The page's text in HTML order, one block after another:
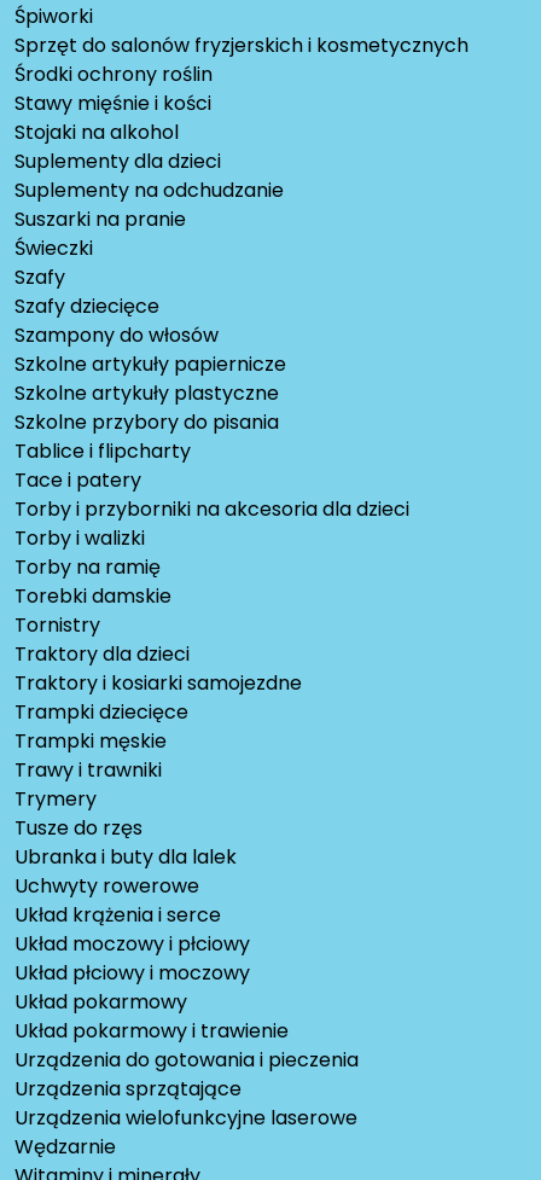
Śpiworki
Sprzęt do salonów fryzjerskich i kosmetycznych
Środki ochrony roślin
Stawy mięśnie i kości
Stojaki na alkohol
Suplementy dla dzieci
Suplementy na odchudzanie
Suszarki na pranie
Świeczki
Szafy
Szafy dziecięce
Szampony do włosów
Szkolne artykuły papiernicze
Szkolne artykuły plastyczne
Szkolne przybory do pisania
Tablice i flipcharty
Tace i patery
Torby i przyborniki na akcesoria dla dzieci
Torby i walizki
Torby na ramię
Torebki damskie
Tornistry
Traktory dla dzieci
Traktory i kosiarki samojezdne
Trampki dziecięce
Trampki męskie
Trawy i trawniki
Trymery
Tusze do rzęs
Ubranka i buty dla lalek
Uchwyty rowerowe
Układ krążenia i serce
Układ moczowy i płciowy
Układ płciowy i moczowy
Układ pokarmowy
Układ pokarmowy i trawienie
Urządzenia do gotowania i pieczenia
Urządzenia sprzątające
Urządzenia wielofunkcyjne laserowe
Wędzarnie